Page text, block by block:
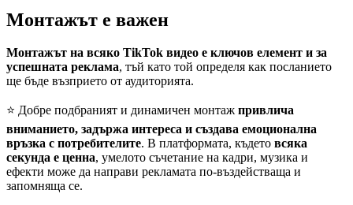
Монтажът е важен
Монтажът на всяко TikTok видео е ключов елемент и за
успешната реклама, тъй като той определя как посланието
ще бъде възприето от аудиторията.
⭐️ Добре подбраният и динамичен монтаж привлича
вниманието, задържа интереса и създава емоционална
връзка с потребителите. В платформата, където всяка
секунда е ценна, умелото съчетание на кадри, музика и
ефекти може да направи рекламата по-въздействаща и
запомняща се.